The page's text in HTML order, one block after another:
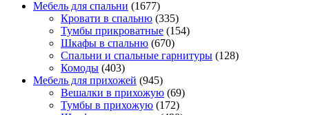
Мебель для спальни (1677)
Кровати в спальню (335)
Тумбы прикроватные (154)
Шкафы в спальню (670)
Спальни и спальные гарнитуры (128)
Комоды (403)
Мебель для прихожей (945)
Вешалки в прихожую (69)
Тумбы в прихожую (172)